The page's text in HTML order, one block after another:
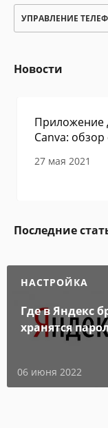
УПРАВЛЕНИЕ
Новости
Приложение
Canva:
27 мая 2021
Последние
НАСТРОЙКА
Где в Яндекс
хранятся
06 июня 2022